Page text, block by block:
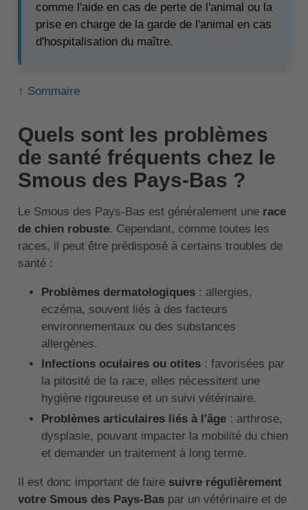
comme l'aide en cas de perte de l'animal ou la
prise en charge de la garde de l'animal en cas
d'hospitalisation du maître.
↑ Sommaire
Quels sont les problèmes
de santé fréquents chez le
Smous des Pays-Bas ?
Le Smous des Pays-Bas est généralement une race
de chien robuste. Cependant, comme toutes les
races, il peut être prédisposé à certains troubles de
santé :
Problèmes dermatologiques: allergies,
eczéma, souvent liés à des facteurs
environnementaux ou des substances
allergènes.
Infections oculaires ou otites: favorisées par
la pilosité de la race, elles nécessitent une
hygiène rigoureuse et un suivi vétérinaire.
Problèmes articulaires liés à l'âge: arthrose,
dysplasie, pouvant impacter la mobilité du chien
et demander un traitement à long terme.
Il est donc important de faire suivre régulièrement
votre Smous des Pays-Bas par un vétérinaire et de